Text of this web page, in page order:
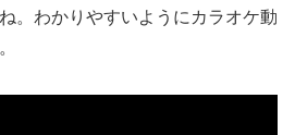
。わかりやすいようにカラオケ動